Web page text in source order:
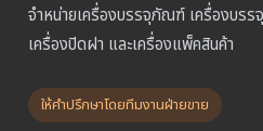
จำหน่ายเครื่องบรรจุภัณฑ์ เครื่องบรร
เครื่องปิดฝา และเครื่องแพ็คสินค้า
ให้คำปรึกษาโดยทีมงานฝ่ายขาย